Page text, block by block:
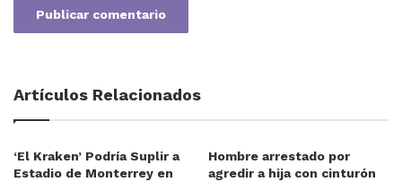
Artículos Relacionados
‘El Kraken’ Podría Suplir a
Estadio de Monterrey en
Hombre arrestado por
agredir a hija con cinturón